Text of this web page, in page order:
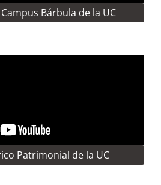
Bárbula de la UC
Patrimonial de la UC